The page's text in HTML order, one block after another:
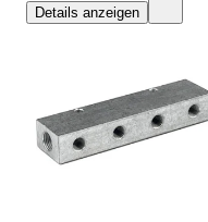
Details anzeigen